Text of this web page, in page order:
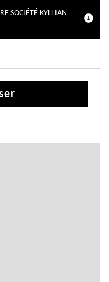
SOCIÉTÉ KYLLIAN